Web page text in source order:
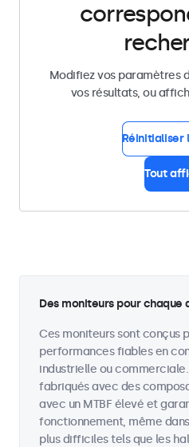
Modifiez vos paramètres
vos résultats, ou
Réinitialiser
Tout
Des moniteurs pour chaque
Ces moniteurs sont conçus
performances fiables en
industrielle ou
fabriqués avec des
avec un MTBF élevé et
fonctionnement, même
plus difficiles tels que les